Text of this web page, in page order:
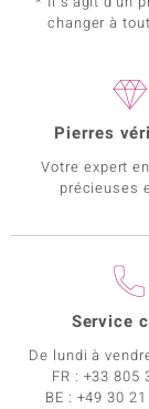
changer à
Pierres
Votre expert
précieuses
Service
De lundi à
FR : +33 805
BE : +49 30